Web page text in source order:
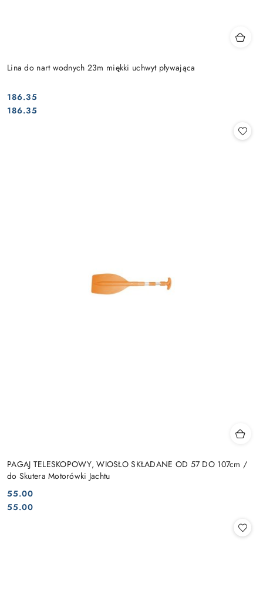
Lina do nart wodnych 23m miękki uchwyt pływająca
Cena:
186.35
Cena:
186.35
PAGAJ TELESKOPOWY, WIOSŁO SKŁADANE OD 57 DO 107cm /
do Skutera Motorówki Jachtu
Cena:
55.00
Cena:
55.00